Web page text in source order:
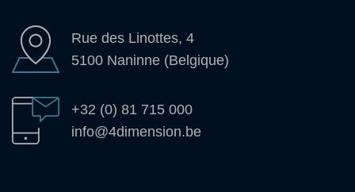
Rue des Linottes, 4
5100 Naninne (Belgique)
+32 (0) 81 715 000
info@4dimension.be